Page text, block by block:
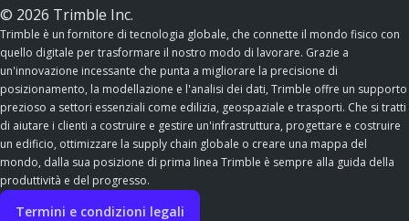
© 2026 Trimble Inc.
Trimble è un fornitore di tecnologia globale, che connette il mondo fisico con
quello digitale per trasformare il nostro modo di lavorare. Grazie a
un'innovazione incessante che punta a migliorare la precisione di
posizionamento, la modellazione e l'analisi dei dati, Trimble offre un supporto
prezioso a settori essenziali come edilizia, geospaziale e trasporti. Che si tratti
di aiutare i clienti a costruire e gestire un'infrastruttura, progettare e costruire
un edificio, ottimizzare la supply chain globale o creare una mappa del
mondo, dalla sua posizione di prima linea Trimble è sempre alla guida della
produttività e del progresso.
Termini e condizioni legali